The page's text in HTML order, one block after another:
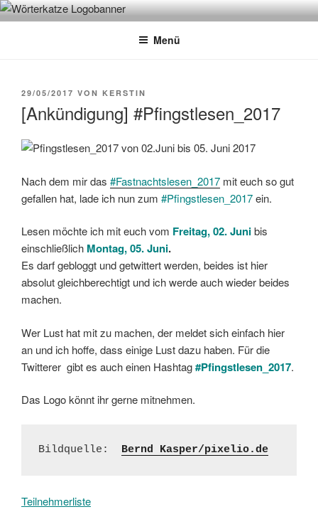
Zum
InhaltWÖRTERKATZE
Von Büchern erzählen
Menü
VERÖFFENTLICHT
29/05/2017 VON KERSTIN
[Ankündigung] #Pfingstlesen_2017
Nach dem mir das #Fastnachtslesen_2017 mit euch so gut
gefallen hat, lade ich nun zum #Pfingstlesen_2017ein.
Lesen möchte ich mit euch vom Freitag, 02. Junibis
einschließlich Montag, 05. Juni.
Es darf gebloggt und getwittert werden, beides ist hier
absolut gleichberechtigt und ich werde auch wieder beides
machen.
Wer Lust hat mit zu machen, der meldet sich einfach hier
an und ich hoffe, dass einige Lust dazu haben. Für die
Twitterer gibt es auch einen Hashtag#Pfingstlesen_2017.
Das Logo könnt ihr gerne mitnehmen.
Bildquelle: Bernd Kasper/pixelio.de
Teilnehmerliste